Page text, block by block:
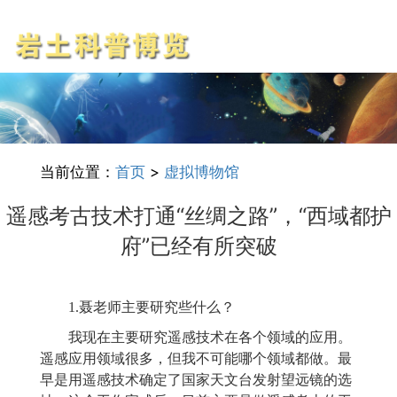
当前位置： 首页> 虚拟博物馆
遥感考古技术打通“丝绸之路”，“西域都护
府”已经有所突破
1.聂老师主要研究些什么？
我现在主要研究遥感技术在各个领域的应用。
遥感应用领域很多，但我不可能哪个领域都做。最
早是用遥感技术确定了国家天文台发射望远镜的选